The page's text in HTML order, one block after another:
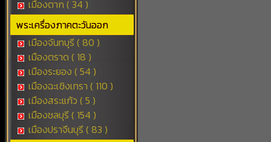
เมืองตาก ( 34 )
พระเครื่องภาคตะวันออก
เมืองจันทบุรี ( 80 )
เมืองตราด ( 18 )
เมืองระยอง ( 54 )
เมืองฉะเชิงเทรา ( 110 )
เมืองสระแก้ว ( 5 )
เมืองชลบุรี ( 154 )
เมืองปราจีนบุรี ( 83 )